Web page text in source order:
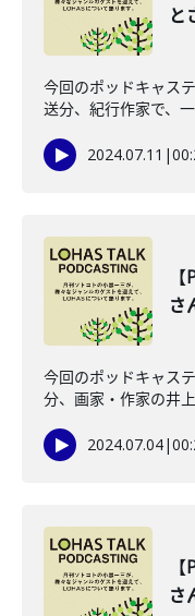
と
今回のポッドキャス
送分、紀行作家で、
2024.07.11 |
さ
今回のポッドキャス
分、画家・作家の井上
2024.07.04|
さ